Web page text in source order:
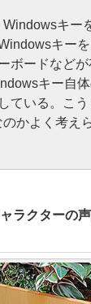
キー
キー
ボードなど
キー自
ている。こ
かよく考え
ラクターの